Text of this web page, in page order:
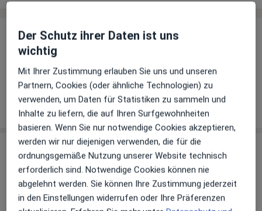
Leistungen
Keine Informationen über Leistungen und Kosten
Auf diesem Profil wurden noch keine Informationen
über Leistungen hinzugefügt.
Sind Sie Marlena Dippe? Arzt-Info
Hinterlegen Sie kostenlos ein Portraitbild, Ihre
Der Schutz ihrer Daten ist uns
wichtig
Mit Ihrer Zustimmung erlauben Sie uns und unseren
Partnern, Cookies (oder ähnliche Technologien) zu
verwenden, um Daten für Statistiken zu sammeln und
Inhalte zu liefern, die auf Ihren Surfgewohnheiten
basieren. Wenn Sie nur notwendige Cookies akzeptieren,
werden wir nur diejenigen verwenden, die für die
ordnungsgemäße Nutzung unserer Website technisch
erforderlich sind. Notwendige Cookies können nie
abgelehnt werden. Sie können Ihre Zustimmung jederzeit
in den Einstellungen widerrufen oder Ihre Präferenzen